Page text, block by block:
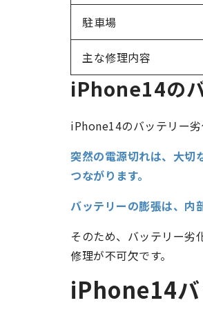
駐車場
主な修理内容
iPhone14の
iPhone14のバッテリー劣
突然の電源切れは、大切
つながります。
バッテリーの膨張は、内
そのため、バッテリー
修理が不可欠です。
iPhone14バ